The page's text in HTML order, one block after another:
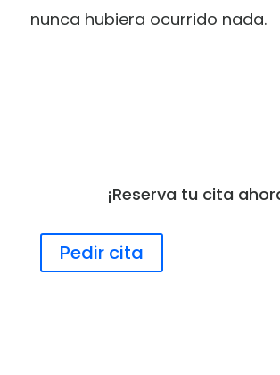
nunca hubiera ocurrido nada.
¡Reserva tu cita
Pedir cita